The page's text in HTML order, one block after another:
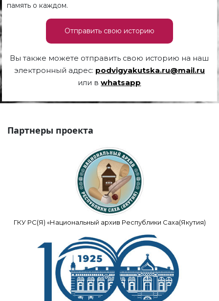
память о каждом.
Отправить свою историю
Вы также можете отправить свою историю на наш
электронный адрес: podvigyakutska.ru@mail.ru
или вwhatsapp
Партнеры проекта
ГКУ РС(Я) «Национальный архив Республики Саха(Якутия)